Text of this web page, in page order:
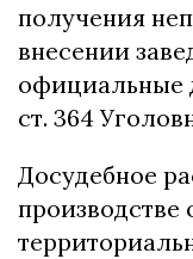
получения
внесении
официальные
ст. 364
Досудебное
производстве